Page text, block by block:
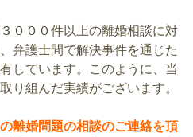
０００件以上の離婚相談に対
弁護士間で解決事件を通じた
しています。このように、当
り組んだ実績がございます。
離婚問題の相談のご連絡を頂